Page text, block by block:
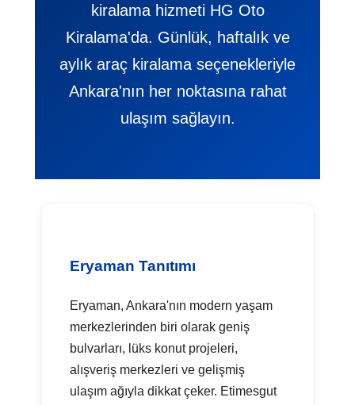
kiralama hizmeti HG Oto
Kiralama'da. Günlük, haftalık ve
aylık araç kiralama seçenekleriyle
Ankara'nın her noktasına rahat
ulaşım sağlayın.
Eryaman Tanıtımı
Eryaman, Ankara'nın modern yaşam
merkezlerinden biri olarak geniş
bulvarları, lüks konut projeleri,
alışveriş merkezleri ve gelişmiş
ulaşım ağıyla dikkat çeker. Etimesgut